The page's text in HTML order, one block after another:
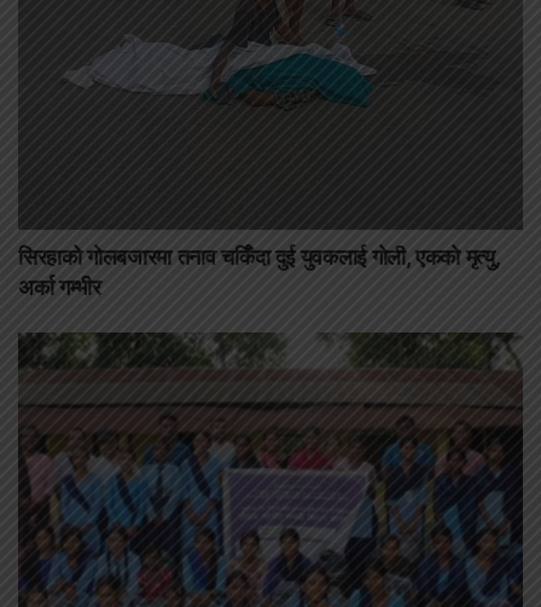
सिरहाको गोलबजारमा तनाव चर्किँदा दुई युवकलाई गोली, एकको मृत्यु,
अर्का गम्भीर